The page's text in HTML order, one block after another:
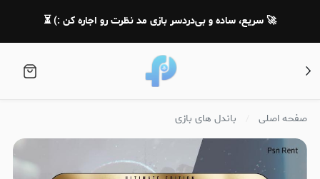
🚀 سریع، ساده و بی‌دردسر بازی مد نظرت رو اجاره کن :) ⏳
صفحه اصلی باندل های بازی